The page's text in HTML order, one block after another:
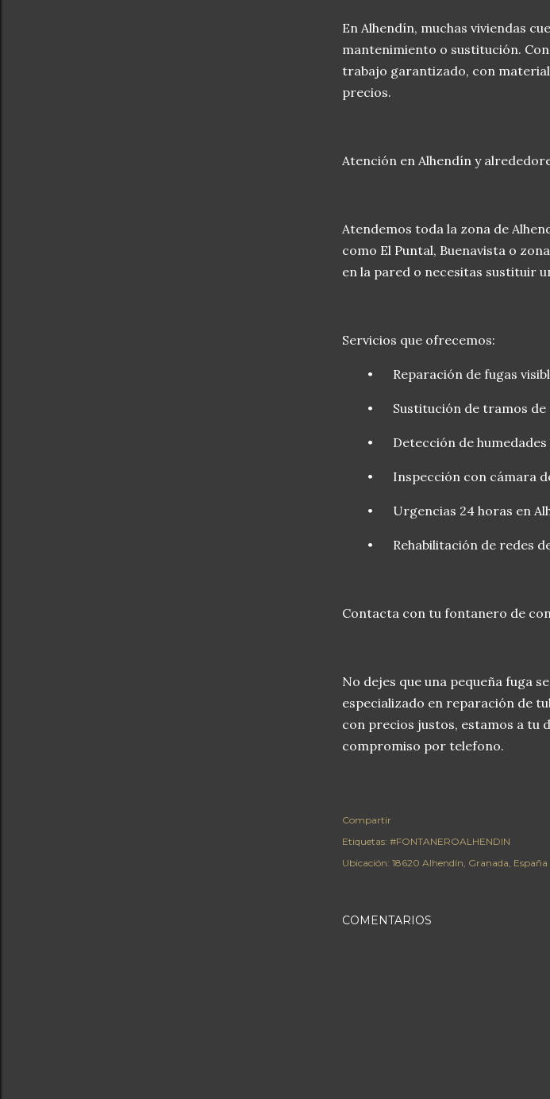
En Alhendín, muchas viviendas
mantenimiento o sustitución.
trabajo garantizado, con
precios.
Atención en Alhendín y
Atendemos toda la zona de
como El Puntal, Buenavista o
en la pared o necesitas sustituir
Servicios que ofrecemos:
• Reparación de fugas
• Sustitución de tramos
• Detección de
• Inspección con cámara
• Urgencias 24 horas en
• Rehabilitación de redes
Contacta con tu fontanero de
No dejes que una pequeña fuga
especializado en reparación de
con precios justos, estamos a tu
compromiso por telefono.
Compartir
Etiquetas: #FONTANEROALHENDIN
Ubicación: 18620 Alhendín, Granada, España
COMENTARIOS